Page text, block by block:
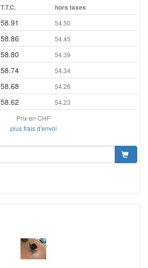
T.T.C.
hors taxes
58.91 54.50
58.86 54.45
58.80 54.39
58.74 54.34
58.68 54.28
58.62
54.23
Prix en CHF
plus frais d'envoi